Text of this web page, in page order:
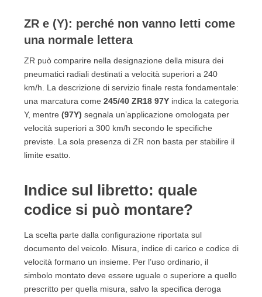
ZR e (Y): perché non vanno letti come
una normale lettera
ZR può comparire nella designazione della misura dei
pneumatici radiali destinati a velocità superiori a 240
km/h. La descrizione di servizio finale resta fondamentale:
una marcatura come 245/40 ZR18 97Yindica la categoria
Y, mentre (97Y) segnala un’applicazione omologata per
velocità superiori a 300 km/h secondo le specifiche
previste. La sola presenza di ZR non basta per stabilire il
limite esatto.
Indice sul libretto: quale
codice si può montare?
La scelta parte dalla configurazione riportata sul
documento del veicolo. Misura, indice di carico e codice di
velocità formano un insieme. Per l’uso ordinario, il
simbolo montato deve essere uguale o superiore a quello
prescritto per quella misura, salvo la specifica deroga